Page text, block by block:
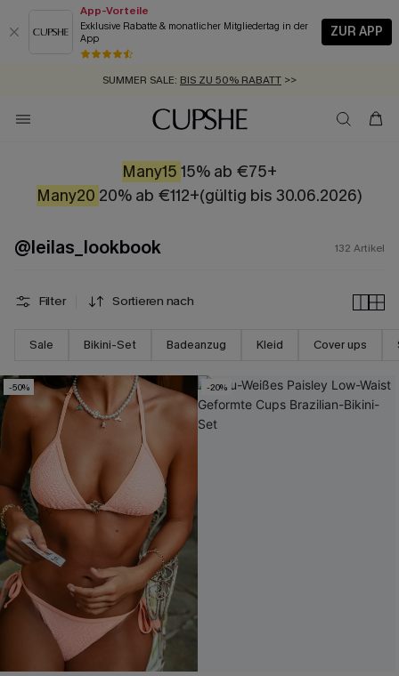
App-Vorteile
Exklusive Rabatte & monatlicher Mitgliedertag in der
App
ZUR APP
GRATIS MASSBAND MIT JEDEM SCHNELLVERSAND-ARTIKEL >>
SUMMER SALE:
ZUM NEWSLETTER:BIS ZU -20% EXTRA ERHALTEN
KOSTENLOSER VERSAND AB 89 €
Many15 15% ab €75+
Many20 20% ab €112+(gültig bis 30.06.2026)
@leilas_lookbook 132 Artikel
Filter Sortieren nach
Sale Bikini-Set Badeanzug Kleid Cover ups
-50% -20%